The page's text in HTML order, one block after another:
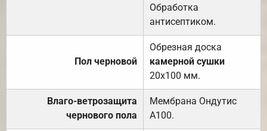
Обработка
антисептиком.
Пол черновой
Обрезная доска
камерной сушки
20х100 мм.
Влаго-ветрозащита
чернового пола
Мембрана Ондутис
А100.